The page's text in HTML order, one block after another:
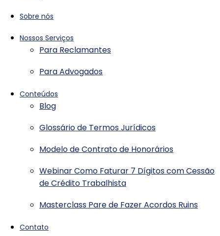
Sobre nós
Nossos Serviços
Para Reclamantes
Para Advogados
Conteúdos
Blog
Glossário de Termos Jurídicos
Modelo de Contrato de Honorários
Webinar Como Faturar 7 Dígitos com Cessão
de Crédito Trabalhista
Masterclass Pare de Fazer Acordos Ruins
Contato